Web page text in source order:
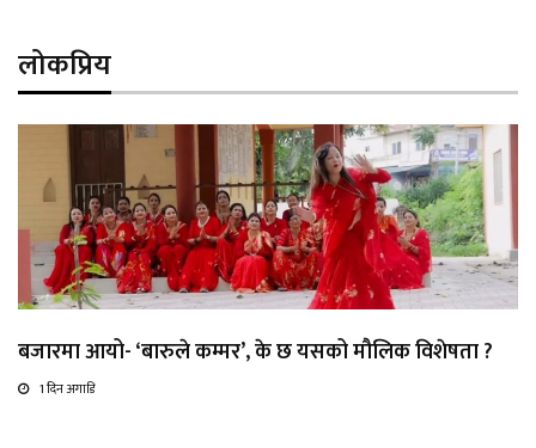
लोकप्रिय
बजारमा आयो- ‘बारुले कम्मर’, के छ यसको मौलिक विशेषता ?
1 दिन अगाडि